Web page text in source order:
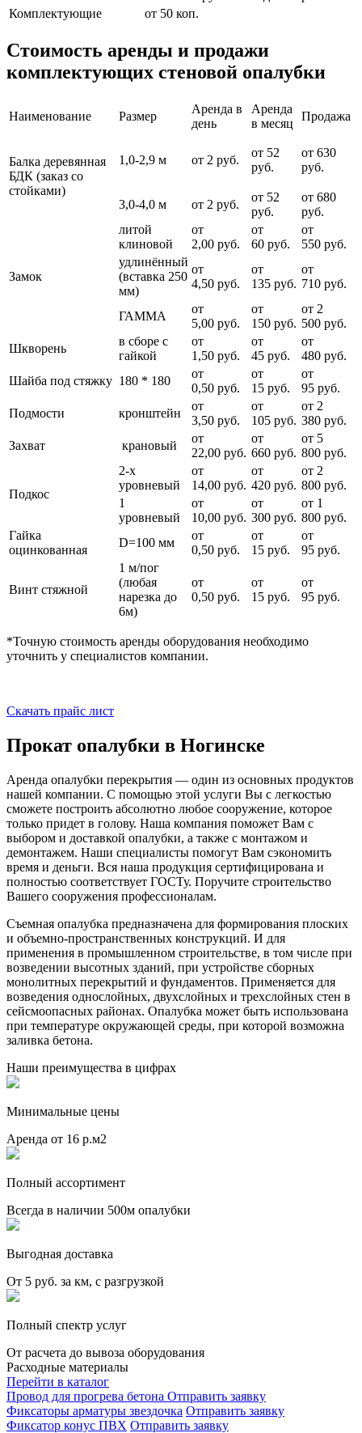
Комплектующие
от 50 коп.
Стоимость аренды и продажи
комплектующих стеновой опалубки
Наименование Размер
Аренда в
день
Аренда
в месяц
Продажа
Балка деревянная
БДК (заказ со
стойками)
1,0-2,9 м от 2 руб.
от 52
руб.
от 630
руб.
3,0-4,0 м от 2 руб.
от 52
руб.
от 680
руб.
Замок
литой
клиновой
от
2,00 руб.
от
60 руб.
от
550 руб.
удлинённый
(вставка 250
мм)
от
4,50 руб.
от
135 руб.
от
710 руб.
ГАММА
от
5,00 руб.
от
150 руб.
от 2
500 руб.
Шкворень
в сборе с
гайкой
от
1,50 руб.
от
45 руб.
от
480 руб.
Шайба под стяжку 180 * 180
от
0,50 руб.
от
15 руб.
от
95 руб.
Подмости
кронштейн
от
3,50 руб.
от
105 руб.
от 2
380 руб.
Захват
крановый
от
22,00 руб.
от
660 руб.
от 5
800 руб.
Подкос
2-х
уровневый
от
14,00 руб.
от
420 руб.
от 2
800 руб.
1
уровневый
от
10,00 руб.
от
300 руб.
от 1
800 руб.
Гайка
оцинкованная
D=100 мм
от
0,50 руб.
от
15 руб.
от
95 руб.
Винт стяжной
1 м/пог
(любая
нарезка до
6м)
от
0,50 руб.
от
15 руб.
от
95 руб.
*Точную стоимость аренды оборудования необходимо
уточнить у специалистов компании.
Скачать прайс лист
Прокат опалубки в Ногинске
Аренда опалубки перекрытия — один из основных продуктов
нашей компании. С помощью этой услуги Вы с легкостью
сможете построить абсолютно любое сооружение, которое
только придет в голову. Наша компания поможет Вам с
выбором и доставкой опалубки, а также с монтажом и
демонтажем. Наши специалисты помогут Вам сэкономить
время и деньги. Вся наша продукция сертифицирована и
полностью соответствует ГОСТу. Поручите строительство
Вашего сооружения профессионалам.
Съемная опалубка предназначена для формирования плоских
и объемно-пространственных конструкций. И для
применения в промышленном строительстве, в том числе при
возведении высотных зданий, при устройстве сборных
монолитных перекрытий и фундаментов. Применяется для
возведения однослойных, двухслойных и трехслойных стен в
сейсмоопасных районах. Опалубка может быть использована
при температуре окружающей среды, при которой возможна
заливка бетона.
Наши преимущества в цифрах
Минимальные цены
Аренда от 16 р.м2
Полный ассортимент
Всегда в наличии 500м опалубки
Выгодная доставка
От 5 руб. за км, с разгрузкой
Полный спектр услуг
От расчета до вывоза оборудования
Расходные материалы
Перейти в каталог
Провод для прогрева бетона Отправить заявку
Фиксаторы арматуры звездочка Отправить заявку
Фиксатор конус ПВХ Отправить заявку